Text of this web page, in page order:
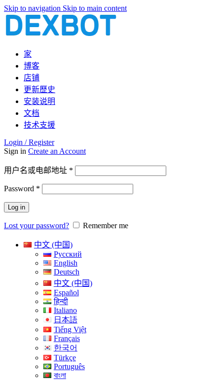
Skip to navigation Skip to main content
家
博客
店铺
更新歷史
安装说明
文档
技术支援
Login / Register
Sign in Create an Account
用户名或电邮地址 *
Password *
Log in
Lost your password? Remember me
中文 (中国)
Русский
English
Deutsch
中文 (中国)
Español
हिन्दी
Italiano
日本語
Tiếng Việt
Français
한국어
Türkçe
Português
বাংলা